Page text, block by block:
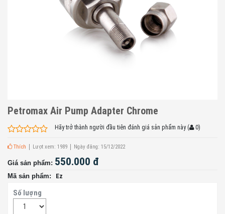
Petromax Air Pump Adapter Chrome
Hãy trở thành người đầu tiên đánh giá sản phẩm này ( 0)
Thích Lượt xem: 1989 Ngày đăng: 15/12/2022
Giá sản phẩm: 550.000 đ
Mã sản phẩm: Ez
Số lượng